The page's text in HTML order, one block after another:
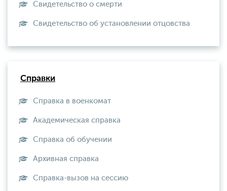
Свидетельство о смерти
Свидетельство об установлении отцовства
Справки
Справка в военкомат
Академическая справка
Справка об обучении
Архивная справка
Справка-вызов на сессию